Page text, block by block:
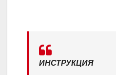
ИНСТРУКЦИЯ